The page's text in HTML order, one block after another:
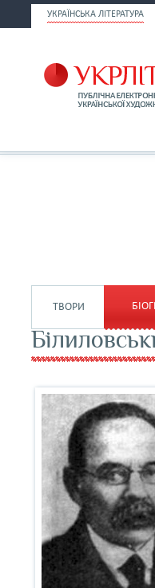
УКРАЇНСЬКА ЛІТЕРАТУРА
ТВОРИ